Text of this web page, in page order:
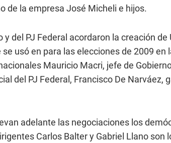
de la empresa José Micheli e hijos.
del PJ Federal acordaron la creación de
usó en para las elecciones de 2009 en
Mauricio Macri, jefe de
del PJ Federal, Francisco De Narváez,
adelante las negociaciones los
Carlos Balter y Gabriel Llano son